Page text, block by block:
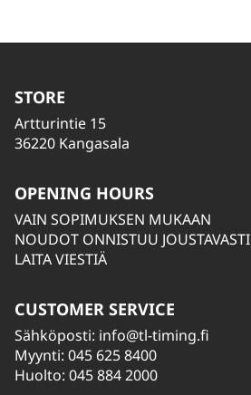
STORE
Artturintie 15
36220 Kangasala
OPENING HOURS
VAIN SOPIMUKSEN MUKAAN
NOUDOT ONNISTUU JOUSTAVASTI
LAITA VIESTIÄ
CUSTOMER SERVICE
Sähköposti: info@tl-timing.fi
Myynti: 045 625 8400
Huolto: 045 884 2000